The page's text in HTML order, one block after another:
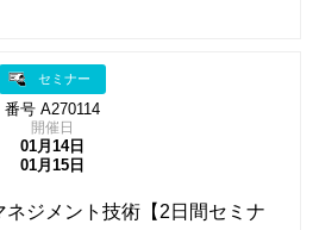
セミナー
番号 A270114
開催日
01月14日
01月15日
ネジメント技術【2日間セミナ